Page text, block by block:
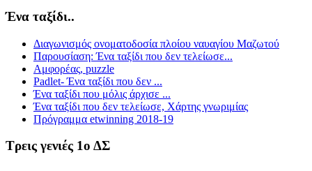
Ένα ταξίδι..
Διαγωνισμός ονοματοδοσία πλοίου ναυαγίου Μαζωτού
Παρουσίαση: Ένα ταξίδι που δεν τελείωσε...
Αμφορέας, puzzle
Padlet- Ένα ταξίδι που δεν ...
Ένα ταξίδι που μόλις άρχισε ...
Ένα ταξίδι που δεν τελείωσε, Χάρτης γνωριμίας
Πρόγραμμα etwinning 2018-19
Τρεις γενιές 1ο ΔΣ